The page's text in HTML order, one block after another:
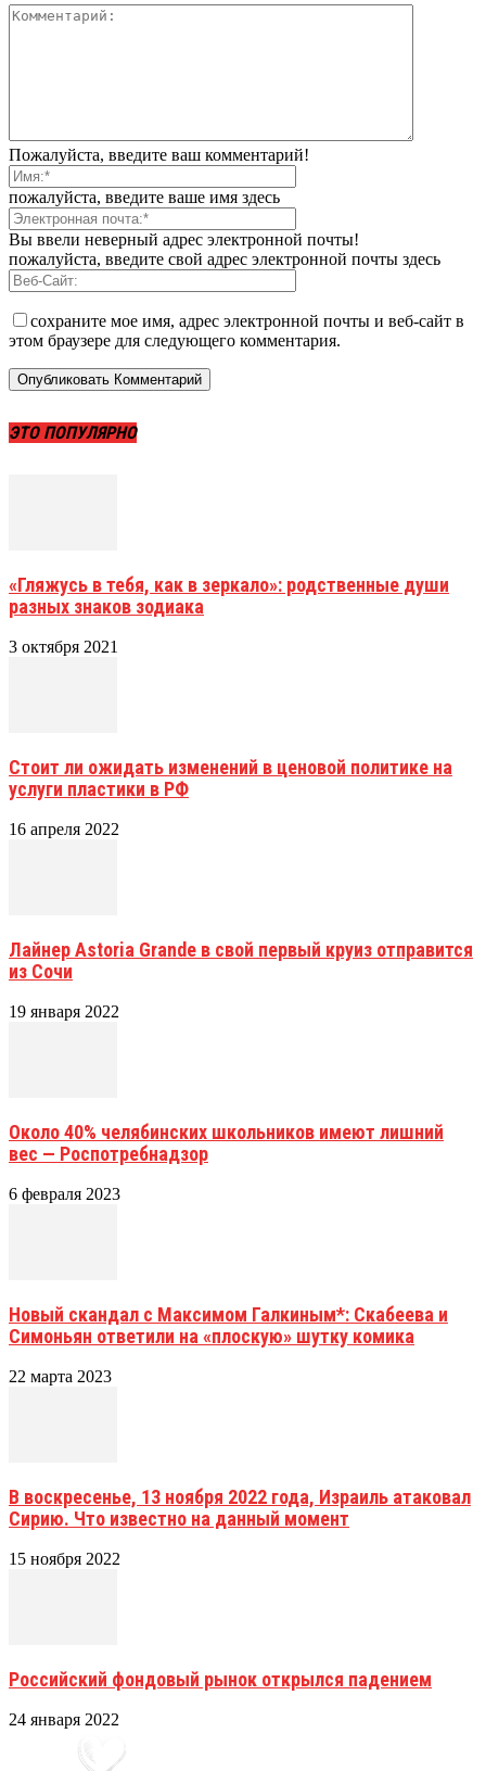
Пожалуйста, введите ваш комментарий!
пожалуйста, введите ваше имя здесь
Вы ввели неверный адрес электронной почты!
пожалуйста, введите свой адрес электронной почты здесь
сохраните мое имя, адрес электронной почты и веб-сайт в
этом браузере для следующего комментария.
ЭТО ПОПУЛЯРНО
«Гляжусь в тебя, как в зеркало»: родственные души
разных знаков зодиака
3 октября 2021
Стоит ли ожидать изменений в ценовой политике на
услуги пластики в РФ
16 апреля 2022
Лайнер Astoria Grande в свой первый круиз отправится
из Сочи
19 января 2022
Около 40% челябинских школьников имеют лишний
вес — Роспотребнадзор
6 февраля 2023
Новый скандал с Максимом Галкиным*: Скабеева и
Симоньян ответили на «плоскую» шутку комика
22 марта 2023
В воскресенье, 13 ноября 2022 года, Израиль атаковал
Сирию. Что известно на данный момент
15 ноября 2022
Российский фондовый рынок открылся падением
24 января 2022